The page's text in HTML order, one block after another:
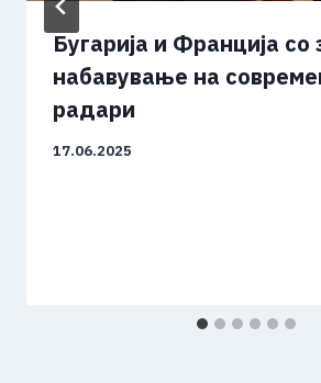
Бугарија и Франција со
набавување на
радари
17.06.2025